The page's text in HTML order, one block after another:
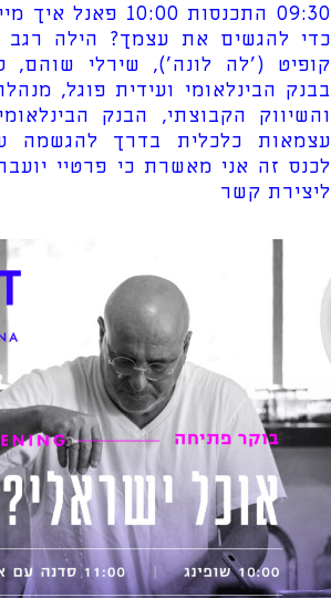
09:30 התכנסות
כדי להגשים את עצמך? הילה
קופיט ('לה לונה'), שירלי שוהם,
בבנק הבינלאומי ועידית פוגל,
והשיווק הקבוצתי, הבנק
עצמאות כלכלית בדרך להגשמה
לכנס זה אני מאשרת כי פרטיי
ליצירת קשר